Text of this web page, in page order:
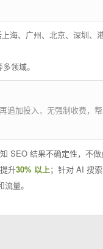
海、广州、北京、深圳、
领域。
追加投入，无强制收费，
SEO 结果不确定性，不做
升30% 以上；针对 AI 搜
量。